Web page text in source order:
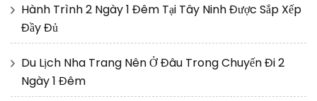
Hành Trình 2 Ngày 1 Đêm Tại Tây Ninh Được Sắp Xếp
Đầy Đủ
Du Lịch Nha Trang Nên Ở Đâu Trong Chuyến Đi 2
Ngày 1 Đêm